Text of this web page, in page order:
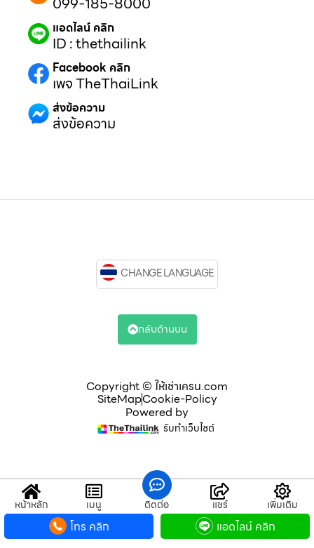
แอดไลน์ คลิก
ID : thethailink
Facebook คลิก
เพจ TheThaiLink
ส่งข้อความ
ส่งข้อความ
Copyright © ให้เช่าเครน.com
SiteMapCookie-Policy
Powered by
รับทำเว็บไซต์
CHANGE LANGUAGE
กลับด้านบน
หน้าหลัก เมนู ติดต่อ แชร์ เพิ่มเติม
โทร คลิก แอดไลน์ คลิก